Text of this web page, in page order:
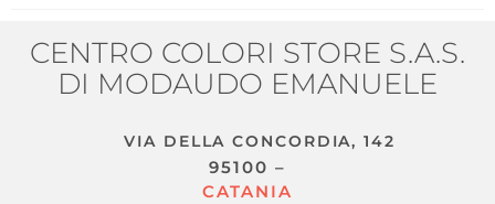
CENTRO COLORI STORE S.A.S.
DI MODAUDO EMANUELE
VIA DELLA CONCORDIA, 142
95100 –
CATANIA